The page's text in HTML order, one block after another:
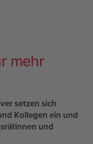
mehr
setzen sich
Kollegen ein und
und